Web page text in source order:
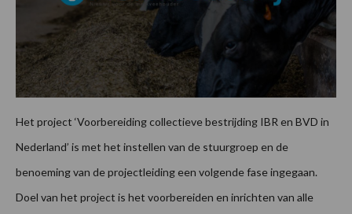
Het project ‘Voorbereiding collectieve bestrijding IBR en BVD in
Nederland’ is met het instellen van de stuurgroep en de
benoeming van de projectleiding een volgende fase ingegaan.
Doel van het project is het voorbereiden en inrichten van alle